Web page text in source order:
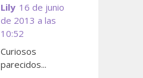
Lily 16 de junio
de 2013 a las
10:52
Curiosos
parecidos...